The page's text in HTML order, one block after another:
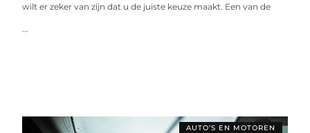
wilt er zeker van zijn dat u de juiste keuze maakt. Een van de
...
AUTO’S EN MOTOREN